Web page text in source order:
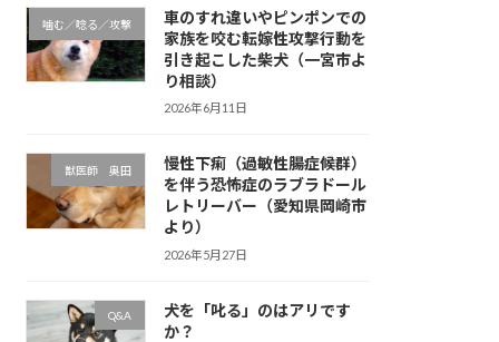
噛む／唸る／攻撃
車のすれ違いやピンポンでの
家族を咬む転嫁性攻撃行動を
引き起こした柴犬（一宮市よ
り相談）
2026年6月11日
獣医師 奥田
慢性下痢（過敏性腸症候群）
を伴う恐怖症のラブラドール
レトリーバー（愛知県岡崎市
より）
2026年5月27日
Q&A
犬を「叱る」のはアリです
か？